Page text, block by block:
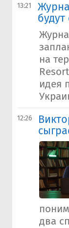
13:21
на
идея
12:26
два